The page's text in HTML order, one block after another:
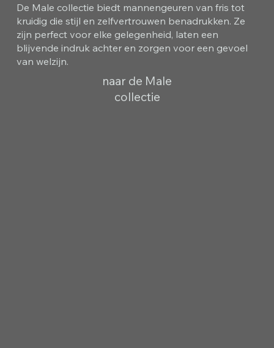
De Male collectie biedt mannengeuren van fris tot
kruidig die stijl en zelfvertrouwen benadrukken. Ze
zijn perfect voor elke gelegenheid, laten een
blijvende indruk achter en zorgen voor een gevoel
van welzijn.
naar de Male
collectie